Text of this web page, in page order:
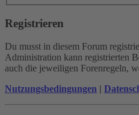
Registrieren
Du musst in diesem Forum
Administration kann registrierten
auch die jeweiligen Forenregeln,
Nutzungsbedingungen |